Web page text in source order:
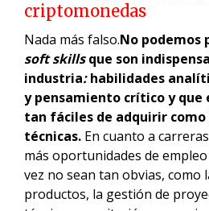
criptomonedas
Nada más falso.No podemos
soft skillsque son
industria:habilidades
y pensamiento crítico y que
tan fáciles de adquirir
técnicas. En cuanto a
más oportunidades de
vez no sean tan obvias, como
productos, la gestión de